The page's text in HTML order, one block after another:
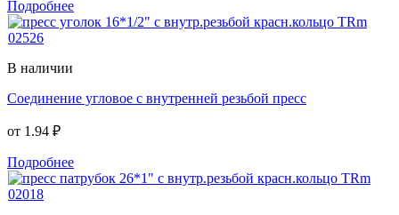
Подробнее
В наличии
Соединение угловое с внутренней резьбой пресс
от 1.94 ₽
Подробнее